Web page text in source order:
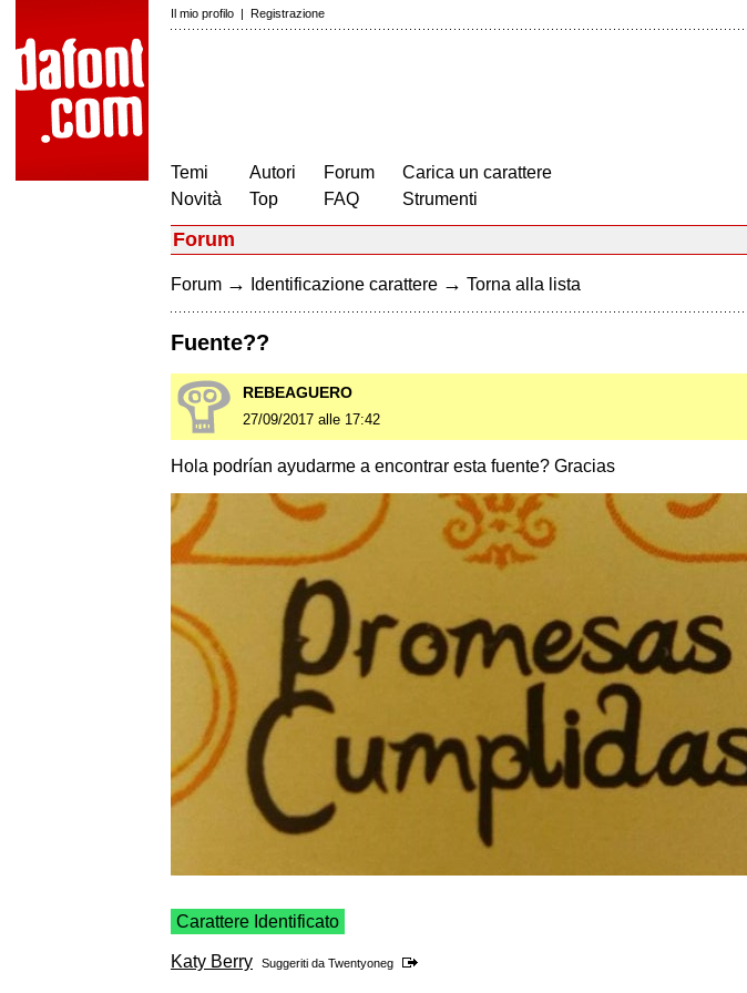
Il mio profilo | Registrazione
Temi
Novità
Autori
Top
Forum
FAQ
Carica un carattere
Strumenti
Forum
Forum → Identificazione carattere → Torna alla lista
Fuente??
REBEAGUERO
27/09/2017 alle 17:42
Hola podrían ayudarme a encontrar esta fuente? Gracias
Carattere Identificato
Katy Berry Suggeriti da Twentyoneg